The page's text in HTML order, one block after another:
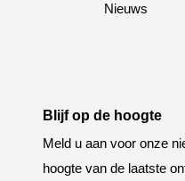
Nieuws
Blijf op de hoogte
Meld u aan voor onze
hoogte van de laatste